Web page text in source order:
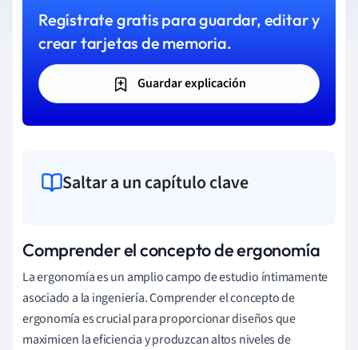
Regístrate gratis para guardar, editar y
crear tarjetas de memoria.
Guardar explicación
Saltar a un capítulo clave
Comprender el concepto de ergonomía
La ergonomía es un amplio campo de estudio íntimamente
asociado a la ingeniería. Comprender el concepto de
ergonomía es crucial para proporcionar diseños que
maximicen la eficiencia y produzcan altos niveles de